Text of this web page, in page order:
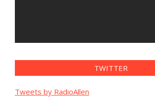
TWITTER
Tweets by RadioAllen